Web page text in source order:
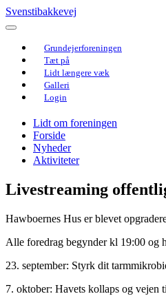
Svenstibakkevej
Grundejerforeningen
Tæt på
Lidt længere væk
Galleri
Login
Lidt om foreningen
Forside
Nyheder
Aktiviteter
Livestreaming
Hawboernes Hus er blevet
Alle foredrag begynder kl 19:00 og
23. september: Styrk dit
7. oktober: Havets kollaps og vejen